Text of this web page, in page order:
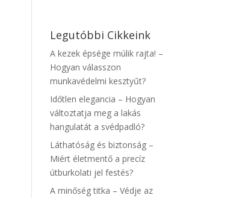
Legutóbbi Cikkeink
A kezek épsége múlik rajta! –
Hogyan válasszon
munkavédelmi kesztyűt?
Időtlen elegancia – Hogyan
változtatja meg a lakás
hangulatát a svédpadló?
Láthatóság és biztonság –
Miért életmentő a precíz
útburkolati jel festés?
A minőség titka – Védje az